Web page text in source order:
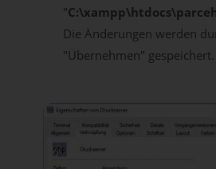
"
Die Änderungen werden
"Übernehmen" gespeichert.